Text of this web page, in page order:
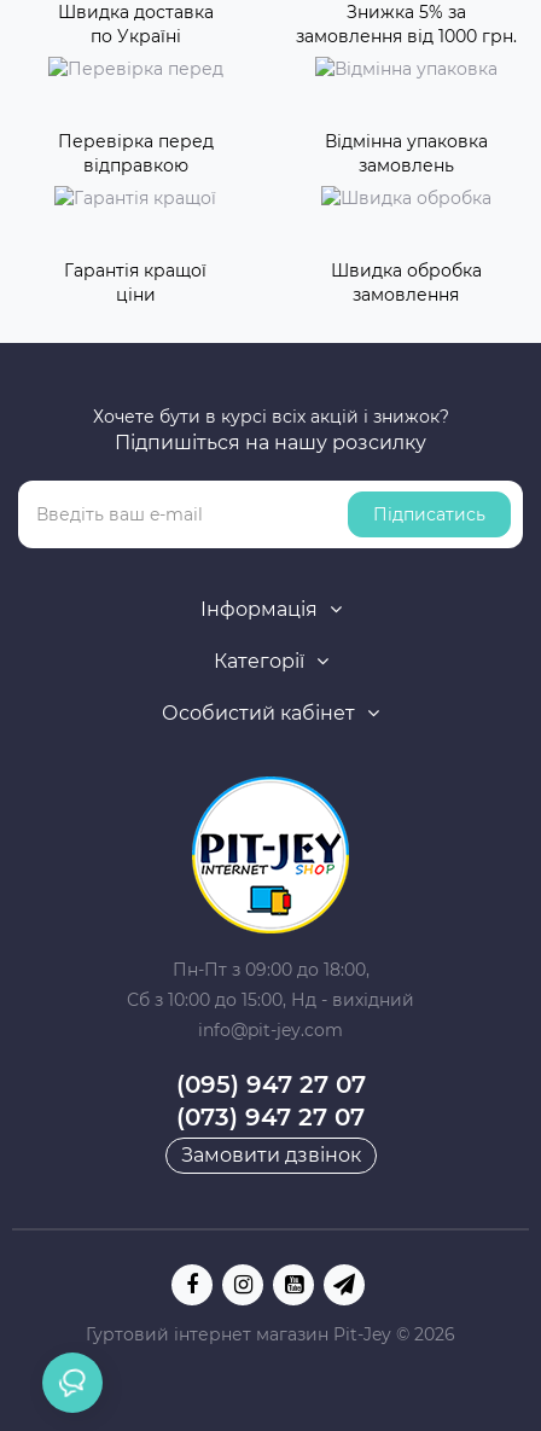
Швидка доставка
по Україні
Знижка 5% за
замовлення від 1000 грн.
Перевірка перед
відправкою
Відмінна упаковка
замовлень
Гарантія кращої
ціни
Швидка обробка
замовлення
Хочете бути в курсі всіх акцій і знижок?
Підпишіться на нашу розсилку
Підписатись
Інформація
Категорії
Особистий кабінет
Пн-Пт з 09:00 до 18:00,
Сб з 10:00 до 15:00, Нд - вихідний
info@pit-jey.com
(095) 947 27 07
(073) 947 27 07
Замовити дзвінок
Гуртовий інтернет магазин Pit-Jey © 2026